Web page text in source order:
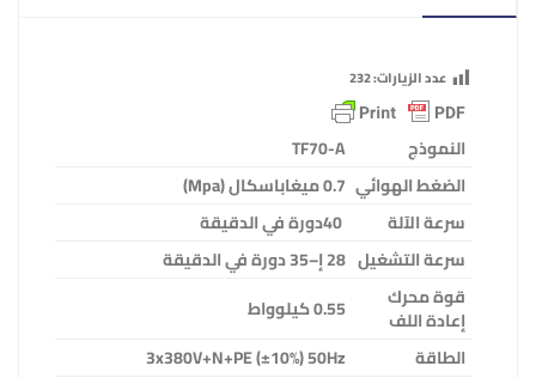
عدد الزيارات:232
النموذج
TF70-A
الضغط الهوائي 0.7ميغاباسكال(Mpa)
سرعة الآلة
40دورة في الدقيقة
سرعة التشغيل 28إ–35 دورة في الدقيقة
قوة محرك
إعادة اللف 0.55كيلوواط
الطاقة
3x380V+N+PE (±10%) 50Hz